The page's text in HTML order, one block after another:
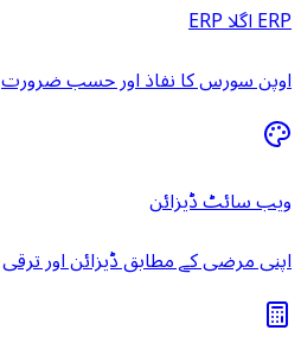
ERP اگلا ERP
اوپن سورس کا نفاذ اور حسب ضرورت
ویب سائٹ ڈیزائن
اپنی مرضی کے مطابق ڈیزائن اور ترقی